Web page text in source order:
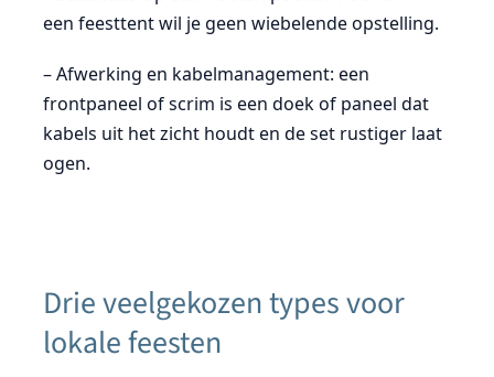
een feesttent wil je geen wiebelende opstelling.
– Afwerking en kabelmanagement: een
frontpaneel of scrim is een doek of paneel dat
kabels uit het zicht houdt en de set rustiger laat
ogen.
Drie veelgekozen types voor
lokale feesten